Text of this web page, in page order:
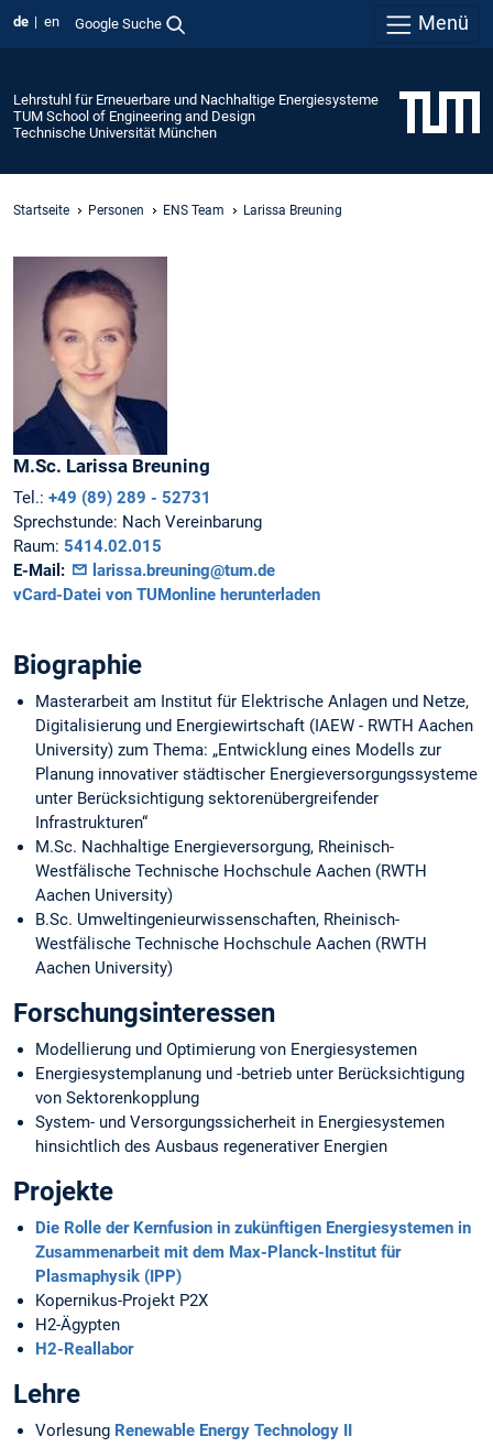
de en Google Suche Menü
Lehrstuhl für Erneuerbare und Nachhaltige Energiesysteme
TUM School of Engineering and Design
Technische Universität München
Startseite Personen ENS Team Larissa Breuning
M.Sc. Larissa Breuning
Tel.: +49 (89) 289 - 52731
Sprechstunde: Nach Vereinbarung
Raum: 5414.02.015
E-Mail:
larissa.breuning@tum.de
vCard-Datei von TUMonline herunterladen
Biographie
Masterarbeit am Institut für Elektrische Anlagen und Netze,
Digitalisierung und Energiewirtschaft (IAEW - RWTH Aachen
University) zum Thema: „Entwicklung eines Modells zur
Planung innovativer städtischer Energieversorgungssysteme
unter Berücksichtigung sektorenübergreifender
Infrastrukturen“
M.Sc. Nachhaltige Energieversorgung, Rheinisch-
Westfälische Technische Hochschule Aachen (RWTH
Aachen University)
B.Sc. Umweltingenieurwissenschaften, Rheinisch-
Westfälische Technische Hochschule Aachen (RWTH
Aachen University)
Forschungsinteressen
Modellierung und Optimierung von Energiesystemen
Energiesystemplanung und -betrieb unter Berücksichtigung
von Sektorenkopplung
System- und Versorgungssicherheit in Energiesystemen
hinsichtlich des Ausbaus regenerativer Energien
Projekte
Die Rolle der Kernfusion in zukünftigen Energiesystemen in
Zusammenarbeit mit dem Max-Planck-Institut für
Plasmaphysik (IPP)
Kopernikus-Projekt P2X
H2-Ägypten
H2-Reallabor
Lehre
Vorlesung Renewable Energy Technology II